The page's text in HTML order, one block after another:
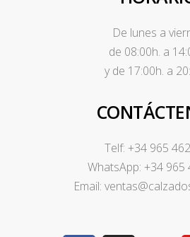
De lunes a
de 08:00h. a
y de 17:00h. a
Telf: +34 965
WhatsApp: +34 965
Email: